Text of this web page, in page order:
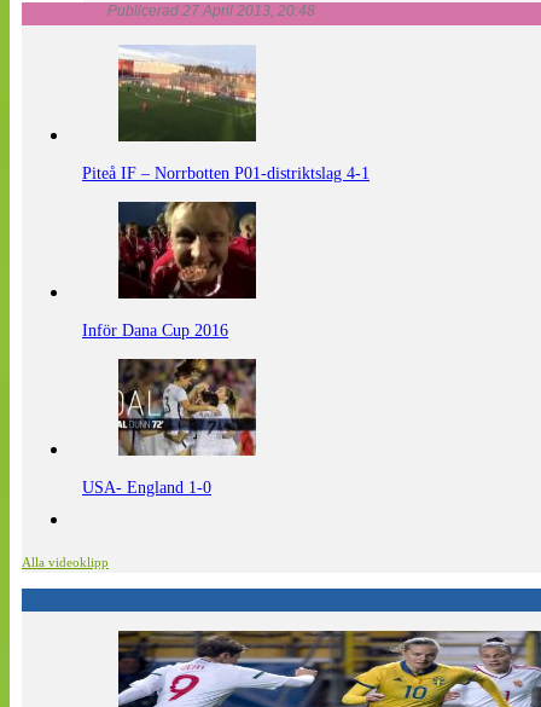
Publicerad 27 April 2013, 20:48
Piteå IF – Norrbotten P01-distriktslag 4-1
Inför Dana Cup 2016
USA- England 1-0
Alla videoklipp